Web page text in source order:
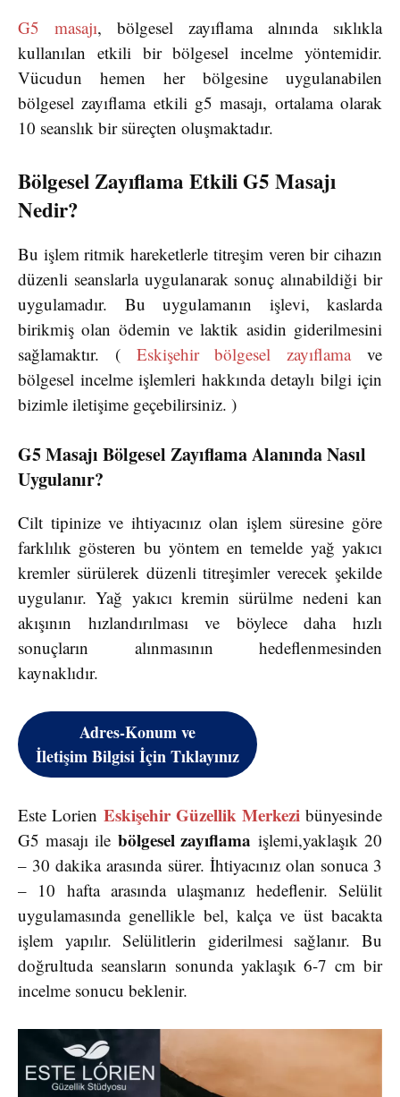
G5 masajı, bölgesel zayıflama alnında sıklıkla
kullanılan etkili bir bölgesel incelme yöntemidir.
Vücudun hemen her bölgesine uygulanabilen
bölgesel zayıflama etkili g5 masajı, ortalama olarak
10 seanslık bir süreçten oluşmaktadır.
Bölgesel Zayıflama Etkili G5 Masajı
Nedir?
Bu işlem ritmik hareketlerle titreşim veren bir cihazın
düzenli seanslarla uygulanarak sonuç alınabildiği bir
uygulamadır. Bu uygulamanın işlevi, kaslarda
birikmiş olan ödemin ve laktik asidin giderilmesini
sağlamaktır. ( Eskişehir bölgesel zayıflamave
bölgesel incelme işlemleri hakkında detaylı bilgi için
bizimle iletişime geçebilirsiniz. )
G5 Masajı Bölgesel Zayıflama Alanında Nasıl
Uygulanır?
Cilt tipinize ve ihtiyacınız olan işlem süresine göre
farklılık gösteren bu yöntem en temelde yağ yakıcı
kremler sürülerek düzenli titreşimler verecek şekilde
uygulanır. Yağ yakıcı kremin sürülme nedeni kan
akışının hızlandırılması ve böylece daha hızlı
sonuçların alınmasının hedeflenmesinden
kaynaklıdır.
Adres-Konum ve
İletişim Bilgisi İçin Tıklayınız
Este Lorien Eskişehir Güzellik Merkezi bünyesinde
G5 masajı ile bölgesel zayıflama işlemi,yaklaşık 20
– 30 dakika arasında sürer. İhtiyacınız olan sonuca 3
– 10 hafta arasında ulaşmanız hedeflenir. Selülit
uygulamasında genellikle bel, kalça ve üst bacakta
işlem yapılır. Selülitlerin giderilmesi sağlanır. Bu
doğrultuda seansların sonunda yaklaşık 6-7 cm bir
incelme sonucu beklenir.